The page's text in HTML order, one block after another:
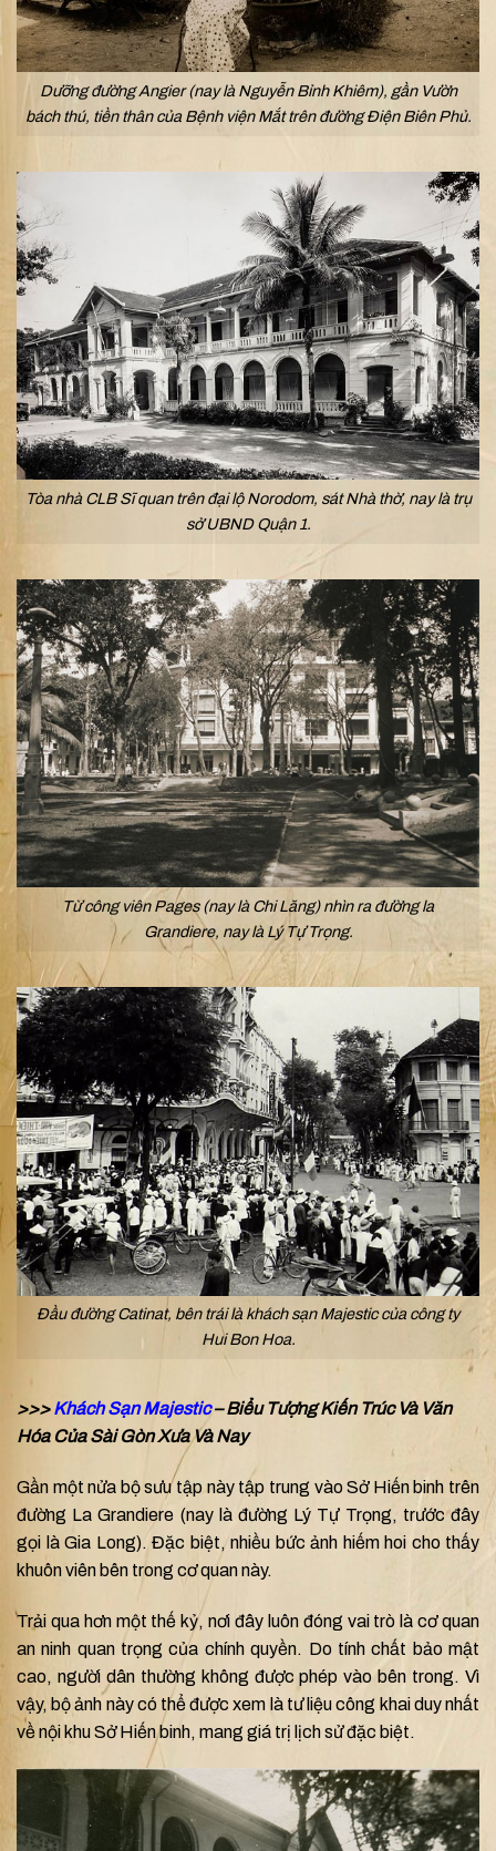
Dưỡng đường Angier (nay là Nguyễn Bỉnh Khiêm), gần Vườn
bách thú, tiền thân của Bệnh viện Mắt trên đường Điện Biên Phủ.
Tòa nhà CLB Sĩ quan trên đại lộ Norodom, sát Nhà thờ, nay là trụ
sở UBND Quận 1.
Từ công viên Pages (nay là Chi Lăng) nhìn ra đường la
Grandiere, nay là Lý Tự Trọng.
Đầu đường Catinat, bên trái là khách sạn Majestic của công ty
Hui Bon Hoa.
>>>Khách Sạn Majestic– Biểu Tượng Kiến Trúc Và Văn
Hóa Của Sài Gòn Xưa Và Nay
Gần một nửa bộ sưu tập này tập trung vào Sở Hiến binh trên
đường La Grandiere (nay là đường Lý Tự Trọng, trước đây
gọi là Gia Long). Đặc biệt, nhiều bức ảnh hiếm hoi cho thấy
khuôn viên bên trong cơ quan này.
Trải qua hơn một thế kỷ, nơi đây luôn đóng vai trò là cơ quan
an ninh quan trọng của chính quyền. Do tính chất bảo mật
cao, người dân thường không được phép vào bên trong. Vì
vậy, bộ ảnh này có thể được xem là tư liệu công khai duy nhất
về nội khu Sở Hiến binh, mang giá trị lịch sử đặc biệt.